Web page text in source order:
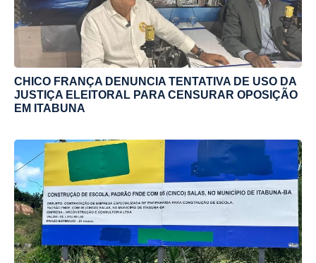
CHICO FRANÇA DENUNCIA TENTATIVA DE USO DA
JUSTIÇA ELEITORAL PARA CENSURAR OPOSIÇÃO
EM ITABUNA